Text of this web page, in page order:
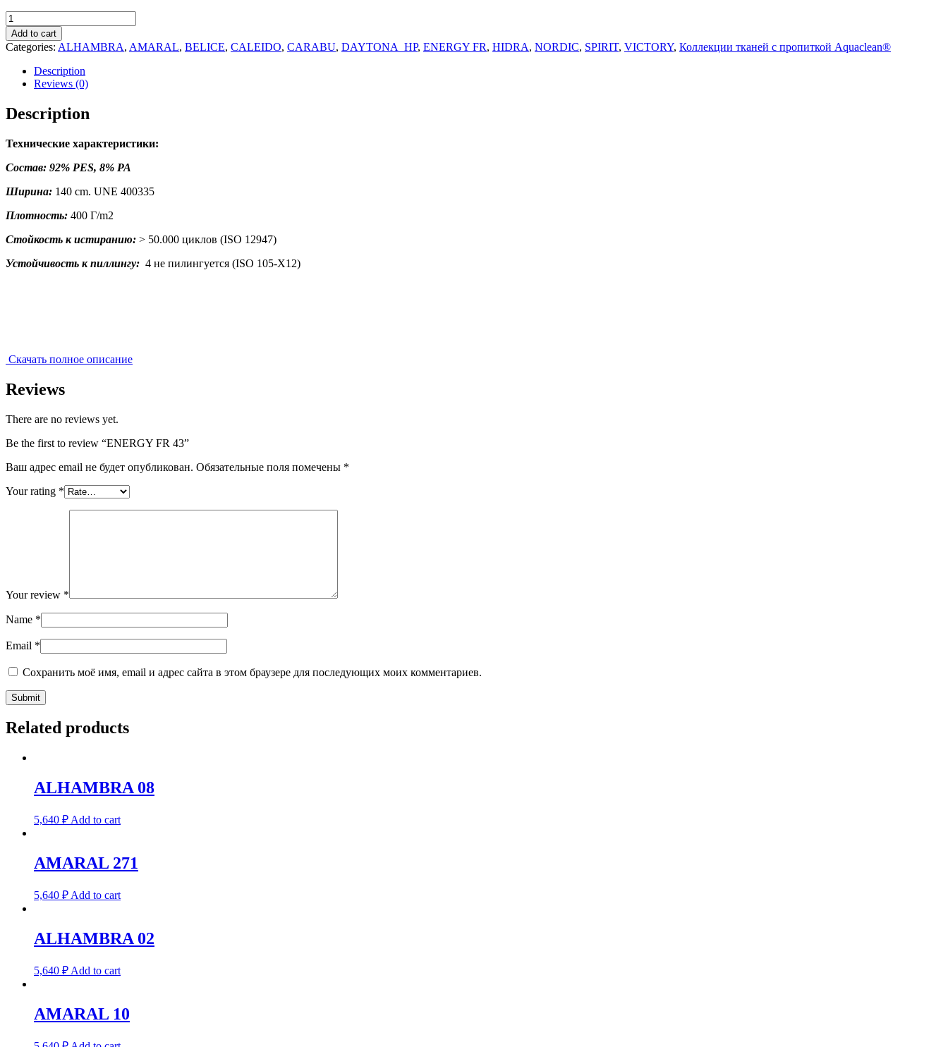
ENERGY
FR
43
quantity
Add to cart
Categories: ALHAMBRA, AMARAL, BELICE, CALEIDO, CARABU, DAYTONA_HP, ENERGY FR, HIDRA, NORDIC, SPIRIT, VICTORY, Коллекции тканей с пропиткой Aquaclean®
Description
Reviews (0)
Description
Технические характеристики:
Состав: 92% PES, 8% PA
Ширина: 140 cm. UNE 400335
Плотность: 400 Г/m2
Стойкость к истиранию: > 50.000 циклов (ISO 12947)
Устойчивость к пиллингу: 4 не пилингуется (ISO 105-X12)
Скачать полное описание
Reviews
There are no reviews yet.
Be the first to review “ENERGY FR 43”
Ваш адрес email не будет опубликован. Обязательные поля помечены *
Your rating *
Your review *
Name *
Email *
Сохранить моё имя, email и адрес сайта в этом браузере для последующих моих комментариев.
Related products
ALHAMBRA 08
5,640 ₽ Add to cart
AMARAL 271
5,640 ₽ Add to cart
ALHAMBRA 02
5,640 ₽ Add to cart
AMARAL 10